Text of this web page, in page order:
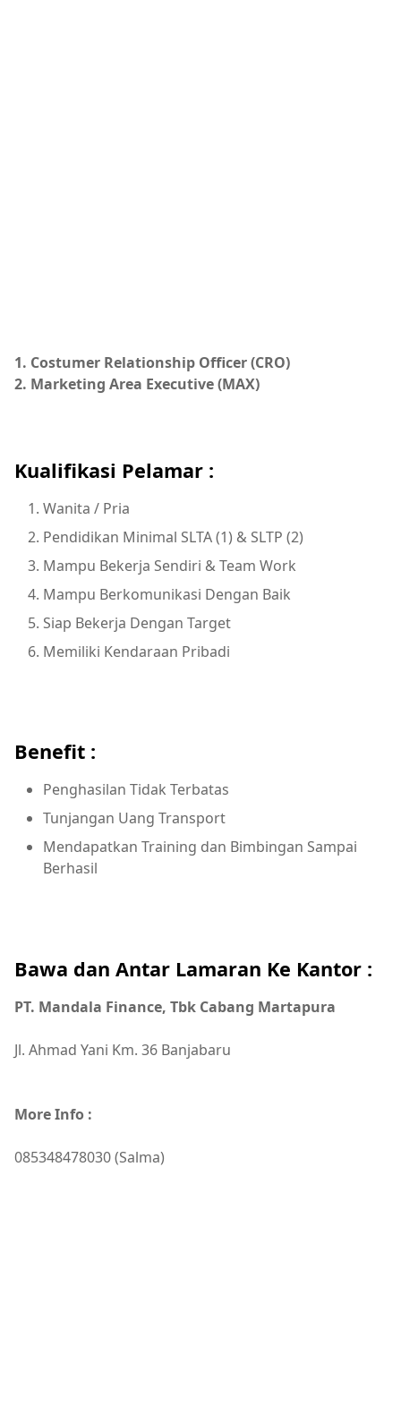
1. Costumer Relationship Officer (CRO)
2. Marketing Area Executive (MAX)
Kualifikasi Pelamar :
Wanita / Pria
Pendidikan Minimal SLTA (1) & SLTP (2)
Mampu Bekerja Sendiri & Team Work
Mampu Berkomunikasi Dengan Baik
Siap Bekerja Dengan Target
Memiliki Kendaraan Pribadi
Benefit :
Penghasilan Tidak Terbatas
Tunjangan Uang Transport
Mendapatkan Training dan Bimbingan Sampai
Berhasil
Bawa dan Antar Lamaran Ke Kantor :
PT. Mandala Finance, Tbk Cabang Martapura
Jl. Ahmad Yani Km. 36 Banjabaru
More Info :
085348478030 (Salma)